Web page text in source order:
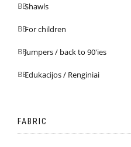
Shawls
For children
Jumpers / back to 90'ies
Edukacijos / Renginiai
FABRIC